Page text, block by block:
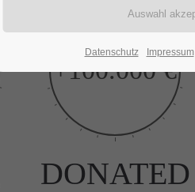
+100.000 €
DONATED
Datenschutz Impressum